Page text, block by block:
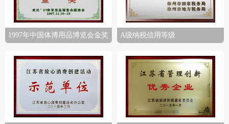
1997年中国体博用品博览会金奖 A级纳税信用等级